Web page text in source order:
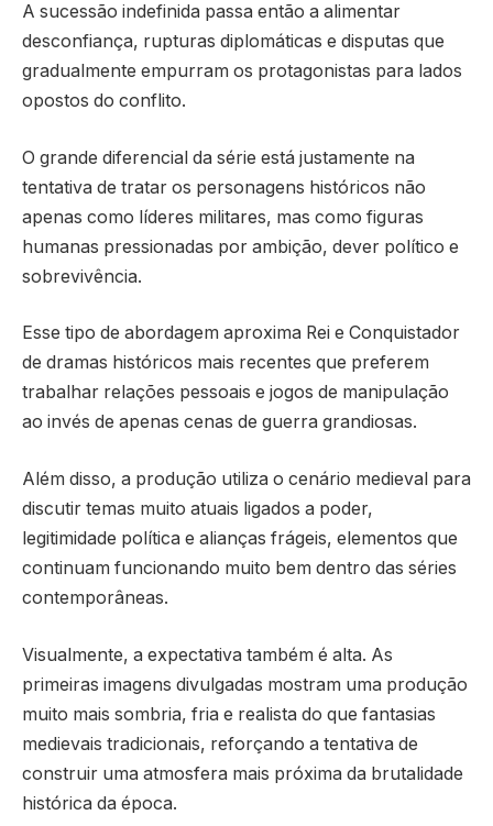
A sucessão indefinida passa então a alimentar
desconfiança, rupturas diplomáticas e disputas que
gradualmente empurram os protagonistas para lados
opostos do conflito.
O grande diferencial da série está justamente na
tentativa de tratar os personagens históricos não
apenas como líderes militares, mas como figuras
humanas pressionadas por ambição, dever político e
sobrevivência.
Esse tipo de abordagem aproxima Rei e Conquistador
de dramas históricos mais recentes que preferem
trabalhar relações pessoais e jogos de manipulação
ao invés de apenas cenas de guerra grandiosas.
Além disso, a produção utiliza o cenário medieval para
discutir temas muito atuais ligados a poder,
legitimidade política e alianças frágeis, elementos que
continuam funcionando muito bem dentro das séries
contemporâneas.
Visualmente, a expectativa também é alta. As
primeiras imagens divulgadas mostram uma produção
muito mais sombria, fria e realista do que fantasias
medievais tradicionais, reforçando a tentativa de
construir uma atmosfera mais próxima da brutalidade
histórica da época.